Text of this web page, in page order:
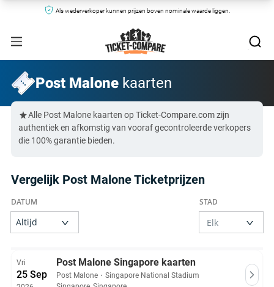
Als wederverkoper kunnen prijzen boven nominale waarde liggen.
Post Malone kaarten
Alle Post Malone kaarten op Ticket-Compare.com zijn
authentiek en afkomstig van vooraf gecontroleerde verkopers
die 100% garantie bieden.
Vergelijk Post Malone Ticketprijzen
Vri
25 Sep
Post Malone Singapore kaarten
Post Malone ・ Singapore National Stadium